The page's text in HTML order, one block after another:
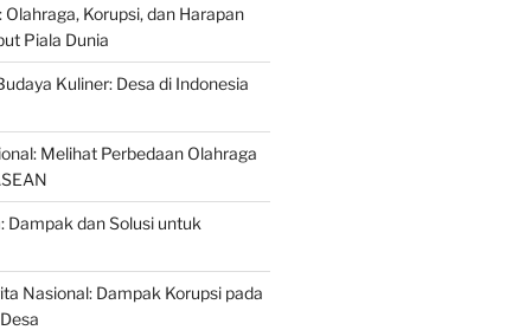
Olahraga, Korupsi, dan Harapan
Piala Dunia
Kuliner: Desa di Indonesia
Melihat Perbedaan Olahraga
Dampak dan Solusi untuk
Nasional: Dampak Korupsi pada